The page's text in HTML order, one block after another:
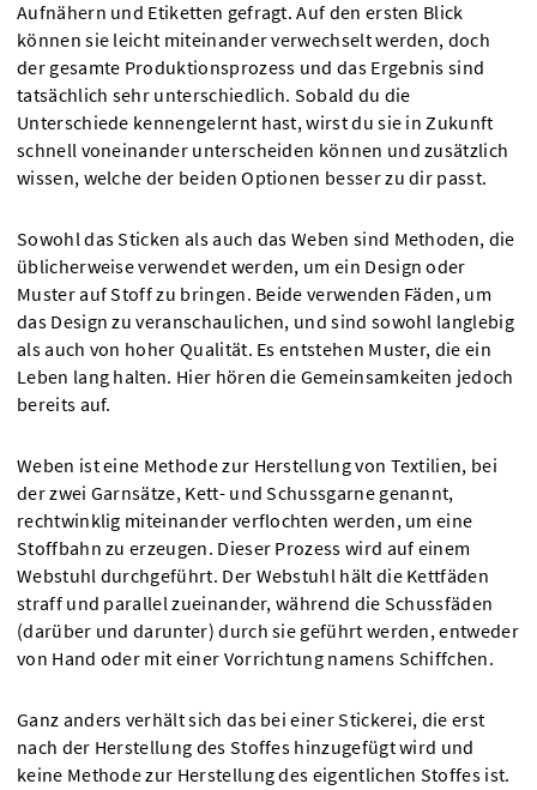
Aufnähern und Etiketten gefragt. Auf den ersten Blick
können sie leicht miteinander verwechselt werden, doch
der gesamte Produktionsprozess und das Ergebnis sind
tatsächlich sehr unterschiedlich. Sobald du die
Unterschiede kennengelernt hast, wirst du sie in Zukunft
schnell voneinander unterscheiden können und zusätzlich
wissen, welche der beiden Optionen besser zu dir passt.
Sowohl das Sticken als auch das Weben sind Methoden, die
üblicherweise verwendet werden, um ein Design oder
Muster auf Stoff zu bringen. Beide verwenden Fäden, um
das Design zu veranschaulichen, und sind sowohl langlebig
als auch von hoher Qualität. Es entstehen Muster, die ein
Leben lang halten. Hier hören die Gemeinsamkeiten jedoch
bereits auf.
Weben ist eine Methode zur Herstellung von Textilien, bei
der zwei Garnsätze, Kett- und Schussgarne genannt,
rechtwinklig miteinander verflochten werden, um eine
Stoffbahn zu erzeugen. Dieser Prozess wird auf einem
Webstuhl durchgeführt. Der Webstuhl hält die Kettfäden
straff und parallel zueinander, während die Schussfäden
(darüber und darunter) durch sie geführt werden, entweder
von Hand oder mit einer Vorrichtung namens Schiffchen.
Ganz anders verhält sich das bei einer Stickerei, die erst
nach der Herstellung des Stoffes hinzugefügt wird und
keine Methode zur Herstellung des eigentlichen Stoffes ist.